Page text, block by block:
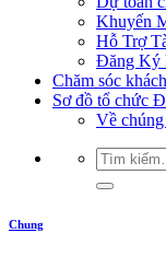
Khuyến
Hỗ Trợ
Đăng Ký
Chăm sóc
Sơ đồ tổ chức
Về
Chung